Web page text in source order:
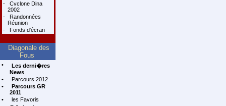
-
Cyclone Dina
2002
-
Randonnées
Réunion
-
Fonds d'écran
Diagonale des
Fous
•
Les derni�res
News
•
Parcours 2012
•
Parcours GR
2011
•
les Favoris